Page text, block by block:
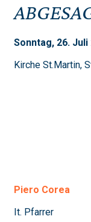
Sonntag, 26. Juli
Kirche St.Martin,
Piero Corea
It. Pfarrer